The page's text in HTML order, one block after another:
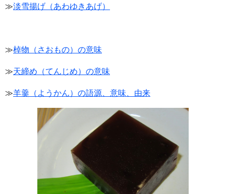
≫淡雪揚げ（あわゆきあげ）
≫棹物（さおもの）の意味
≫天締め（てんじめ）の意味
≫羊羹（ようかん）の語源、意味、由来